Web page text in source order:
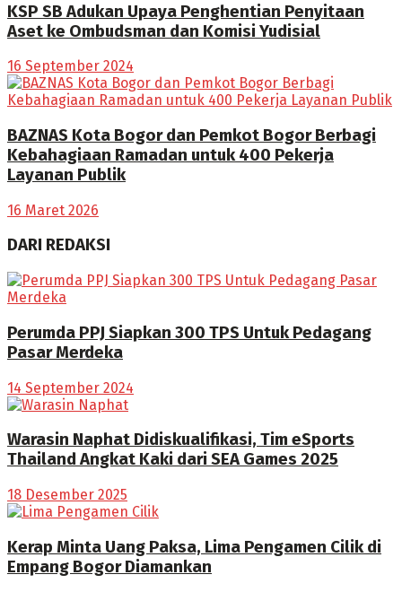
KSP SB Adukan Upaya Penghentian Penyitaan
Aset ke Ombudsman dan Komisi Yudisial
16 September 2024
BAZNAS Kota Bogor dan Pemkot Bogor Berbagi
Kebahagiaan Ramadan untuk 400 Pekerja
Layanan Publik
16 Maret 2026
DARI REDAKSI
Perumda PPJ Siapkan 300 TPS Untuk Pedagang
Pasar Merdeka
14 September 2024
Warasin Naphat Didiskualifikasi, Tim eSports
Thailand Angkat Kaki dari SEA Games 2025
18 Desember 2025
Kerap Minta Uang Paksa, Lima Pengamen Cilik di
Empang Bogor Diamankan